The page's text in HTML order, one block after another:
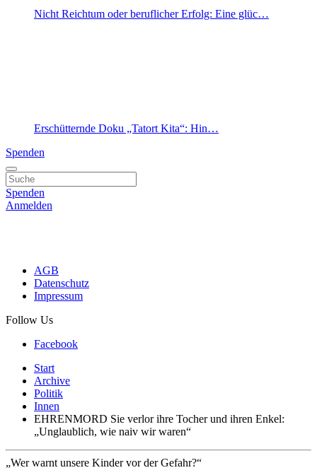
Nicht Reichtum oder beruflicher Erfolg: Eine glüc…
Erschütternde Doku „Tatort Kita“: Hin…
Spenden
Spenden
Anmelden
AGB
Datenschutz
Impressum
Follow Us
Facebook
Start
Archive
Politik
Innen
EHRENMORD Sie verlor ihre Tocher und ihren Enkel:
„Unglaublich, wie naiv wir waren“
„Wer warnt unsere Kinder vor der Gefahr?“